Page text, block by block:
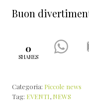
Buon
0
SHARES
Categoria: Piccole news
Tag: EVENTI, NEWS